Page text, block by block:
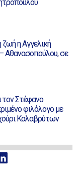
η Αγγελική
Αθανασοπούλου, σε
τον Στέφανο
φιλόλογο με
Καλαβρύτων